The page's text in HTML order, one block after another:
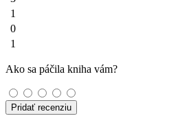
1
0
1
Ako sa páčila kniha vám?
Pridať recenziu